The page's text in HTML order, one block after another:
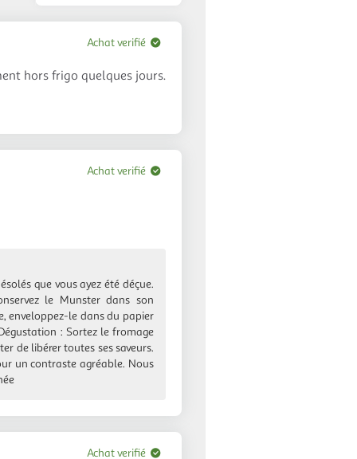
avis
hors frigo quelques jours.
Achat verifié
que vous ayez été déçue.
le Munster dans son
enveloppez-le dans du papier
: Sortez le fromage
de libérer toutes ses saveurs.
un contraste agréable. Nous
Achat verifié
Achat verifié